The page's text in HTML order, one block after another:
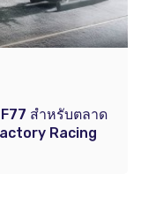
สำหรับตลาด
Racing